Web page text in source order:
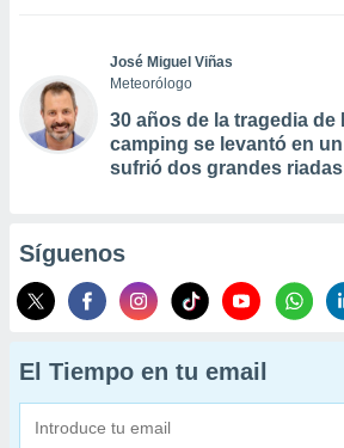
José Miguel Viñas
Meteorólogo
30 años de la tragedia de
camping se levantó en
sufrió dos grandes
Síguenos
El Tiempo en tu email